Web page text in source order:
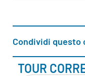
Condividi questo
TOUR